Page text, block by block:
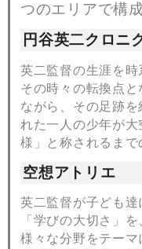
つのエリアで構
円谷英二クロニ
英二監督の生涯を時
その時々の転換点
ながら、その足跡
れた一人の少年が
様」と称されるまで
空想アトリエ
英二監督が子ども
「学びの大切さ」
様々な分野をテー